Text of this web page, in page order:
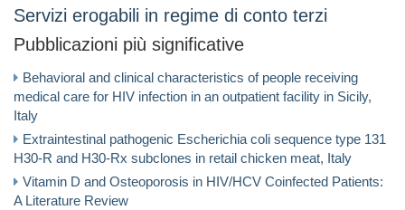
Servizi erogabili in regime di conto terzi
Pubblicazioni più significative
Behavioral and clinical characteristics of people receiving
medical care for HIV infection in an outpatient facility in Sicily,
Italy
Extraintestinal pathogenic Escherichia coli sequence type 131
H30-R and H30-Rx subclones in retail chicken meat, Italy
Vitamin D and Osteoporosis in HIV/HCV Coinfected Patients:
A Literature Review